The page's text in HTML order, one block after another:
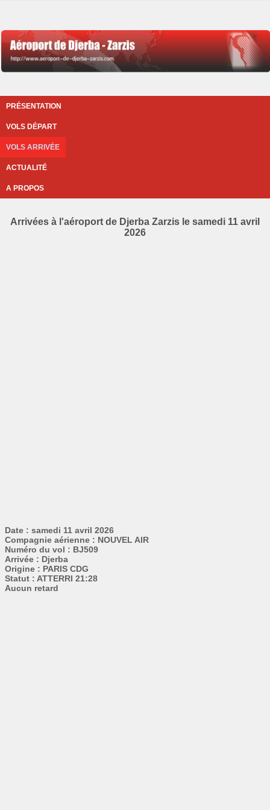
PRÉSENTATION
VOLS DÉPART
VOLS ARRIVÉE
ACTUALITÉ
A PROPOS
Arrivées à l'aéroport de Djerba Zarzis le samedi 11 avril
2026
Date : samedi 11 avril 2026
Compagnie aérienne : NOUVEL AIR
Numéro du vol : BJ509
Arrivée : Djerba
Origine : PARIS CDG
Statut : ATTERRI 21:28
Aucun retard